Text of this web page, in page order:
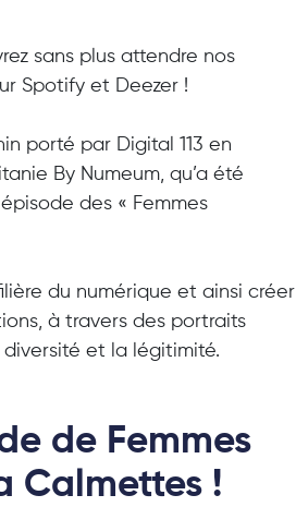
sans plus attendre nos
Spotify et Deezer !
porté par Digital 113 en
By Numeum, qu’a été
des « Femmes
du numérique et ainsi créer
à travers des portraits
diversité et la légitimité.
de Femmes
Calmettes !